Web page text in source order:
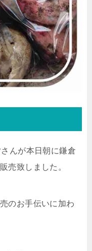
んが本日朝に鎌倉
売致しました。
のお手伝いに加わ